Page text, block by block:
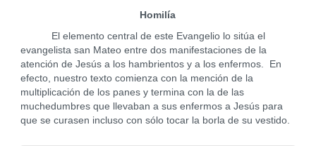
Homilía
El elemento central de este Evangelio lo sitúa el
evangelista san Mateo entre dos manifestaciones de la
atención de Jesús a los hambrientos y a los enfermos. En
efecto, nuestro texto comienza con la mención de la
multiplicación de los panes y termina con la de las
muchedumbres que llevaban a sus enfermos a Jesús para
que se curasen incluso con sólo tocar la borla de su vestido.